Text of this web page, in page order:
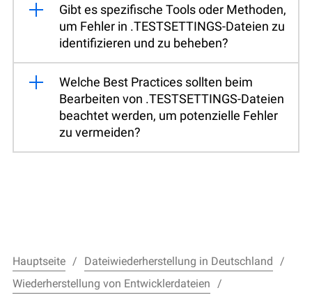
Gibt es spezifische Tools oder Methoden,
um Fehler in .TESTSETTINGS-Dateien zu
identifizieren und zu beheben?
Welche Best Practices sollten beim
Bearbeiten von .TESTSETTINGS-Dateien
beachtet werden, um potenzielle Fehler
zu vermeiden?
Hauptseite
Dateiwiederherstellung in Deutschland
Wiederherstellung von Entwicklerdateien